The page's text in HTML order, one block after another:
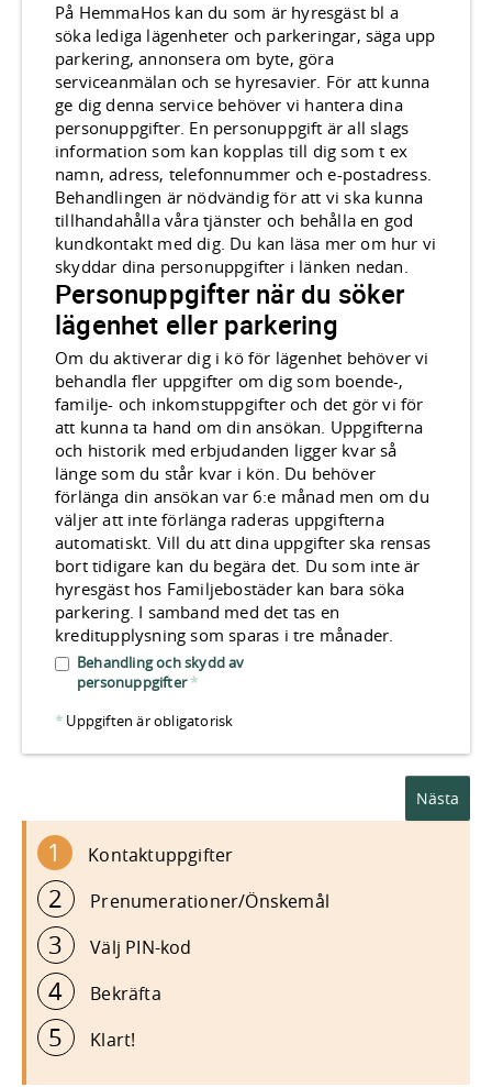
På HemmaHos kan du som är hyresgäst bl a
söka lediga lägenheter och parkeringar, säga upp
parkering, annonsera om byte, göra
serviceanmälan och se hyresavier. För att kunna
ge dig denna service behöver vi hantera dina
personuppgifter. En personuppgift är all slags
information som kan kopplas till dig som t ex
namn, adress, telefonnummer och e-postadress.
Behandlingen är nödvändig för att vi ska kunna
tillhandahålla våra tjänster och behålla en god
kundkontakt med dig. Du kan läsa mer om hur vi
skyddar dina personuppgifter i länken nedan.
Personuppgifter när du söker
lägenhet eller parkering
Om du aktiverar dig i kö för lägenhet behöver vi
behandla fler uppgifter om dig som boende-,
familje- och inkomstuppgifter och det gör vi för
att kunna ta hand om din ansökan. Uppgifterna
och historik med erbjudanden ligger kvar så
länge som du står kvar i kön. Du behöver
förlänga din ansökan var 6:e månad men om du
väljer att inte förlänga raderas uppgifterna
automatiskt. Vill du att dina uppgifter ska rensas
bort tidigare kan du begära det. Du som inte är
hyresgäst hos Familjebostäder kan bara söka
parkering. I samband med det tas en
kreditupplysning som sparas i tre månader.
Behandling och skydd av
personuppgifter*
* Uppgiften är obligatorisk
1 Kontaktuppgifter
2 Prenumerationer/Önskemål
3 Välj PIN-kod
4 Bekräfta
5 Klart!